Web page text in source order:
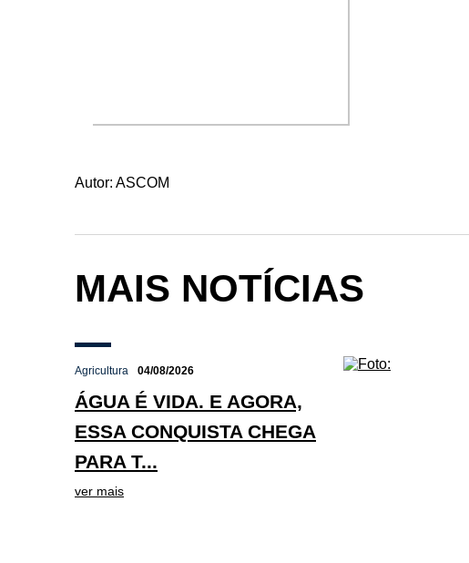
Autor: ASCOM
MAIS NOTÍCIAS
Agricultura 04/08/2026
ÁGUA É VIDA. E AGORA,
ESSA CONQUISTA CHEGA
PARA T...
ver mais